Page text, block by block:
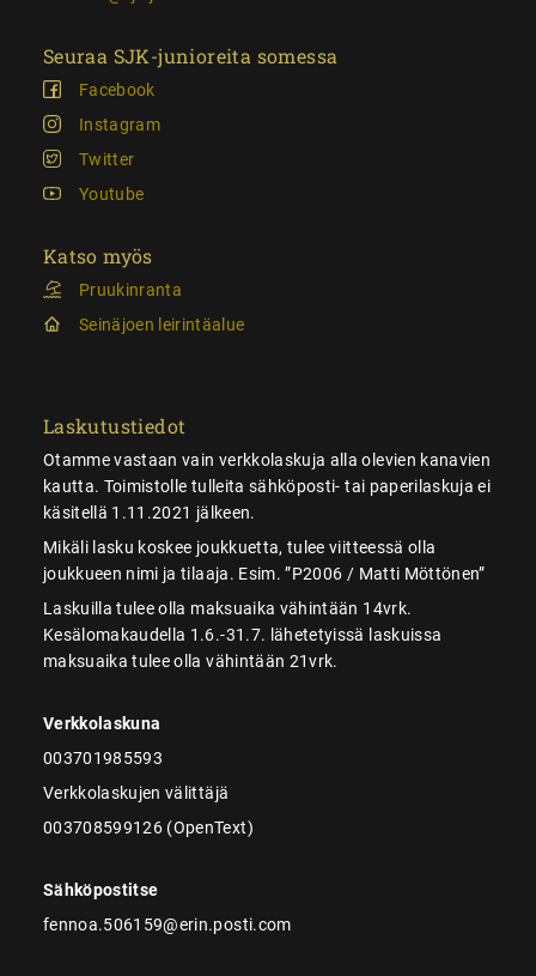
Seuraa SJK-junioreita somessa
Facebook
Instagram
Twitter
Youtube
Katso myös
Pruukinranta
Seinäjoen leirintäalue
Laskutustiedot
Otamme vastaan vain verkkolaskuja alla olevien kanavien
kautta. Toimistolle tulleita sähköposti- tai paperilaskuja ei
käsitellä 1.11.2021 jälkeen.
Mikäli lasku koskee joukkuetta, tulee viitteessä olla
joukkueen nimi ja tilaaja. Esim. ”P2006 / Matti Möttönen”
Laskuilla tulee olla maksuaika vähintään 14vrk.
Kesälomakaudella 1.6.-31.7. lähetetyissä laskuissa
maksuaika tulee olla vähintään 21vrk.
Verkkolaskuna
003701985593
Verkkolaskujen välittäjä
003708599126 (OpenText)
Sähköpostitse
fennoa.506159@erin.posti.com